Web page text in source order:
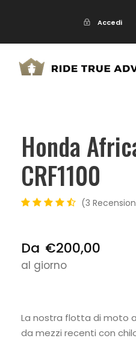
Accedi
Honda
CRF1100
3
Da €200,00
al giorno
La nostra flotta di moto
da mezzi recenti con